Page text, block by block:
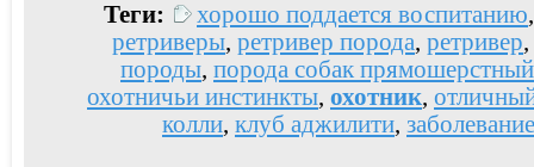
Теги: хорошо поддается воспитанию
ретриверы, ретривер порода, ретривер,
породы, порода собак
охотничьи инстинкты, охотник,
колли, клуб аджилити,